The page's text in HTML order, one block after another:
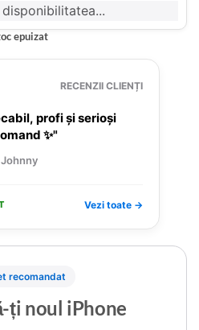
epuizat
RECENZII CLIENȚI
profi și serioși
✨"
Johnny
Vezi toate →
recomandat
ți noul iPhone